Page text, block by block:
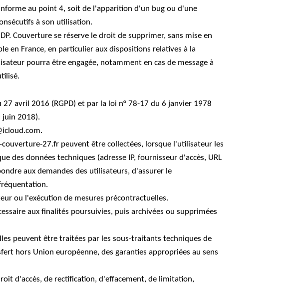
au point 4, soit de l'apparition d'un bug ou d'une
à son utilisation.
Couverture se réserve le droit de supprimer, sans mise en
en France, en particulier aux dispositions relatives à la
pourra être engagée, notamment en cas de message à
avril 2016 (RGPD) et par la loi n° 78-17 du 6 janvier 1978
juin 2018).
27.fr peuvent être collectées, lorsque l'utilisateur les
données techniques (adresse IP, fournisseur d'accès, URL
aux demandes des utilisateurs, d'assurer le
ou l'exécution de mesures précontractuelles.
aux finalités poursuivies, puis archivées ou supprimées
peuvent être traitées par les sous-traitants techniques de
hors Union européenne, des garanties appropriées au sens
d'accès, de rectification, d'effacement, de limitation,